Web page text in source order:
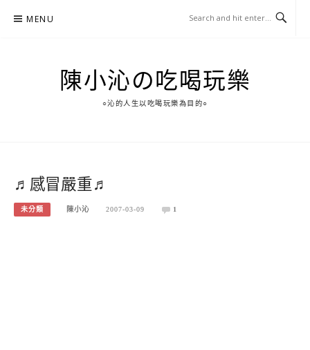
MENU
陳小沁の吃喝玩樂
○沁的人生以吃喝玩樂為目的○
♬感冒嚴重♬
未分類 陳小沁 2007-03-09 1